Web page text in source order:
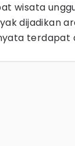
wisata
dijadikan
terdapat